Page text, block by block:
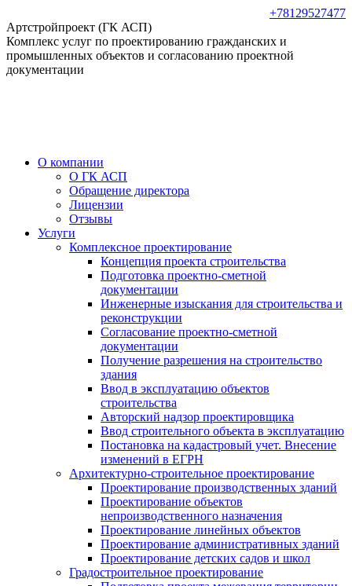
к
содержанию
+78129527477
Артстройпроект (ГК АСП)
Комплекс услуг по проектированию гражданских и
промышленных объектов и согласованию проектной
документации
О компании
О ГК АСП
Обращение директора
Лицензии
Отзывы
Услуги
Комплексное проектирование
Концепция проекта строительства
Подготовка проектно-сметной
документации
Инженерные изыскания для строительства и
реконструкции
Согласование проектно-сметной
документации
Получение разрешения на строительство
здания
Ввод в эксплуатацию объектов
строительства
Авторский надзор проектировщика
Ввод строительного объекта в эксплуатацию
Постановка на кадастровый учет. Внесение
изменений в ЕГРН
Архитектурно-строительное проектирование
Проектирование производственных зданий
Проектирование объектов
непроизводственного назначения
Проектирование линейных объектов
Проектирование административных зданий
Проектирование детских садов и школ
Градостроительное проектирование